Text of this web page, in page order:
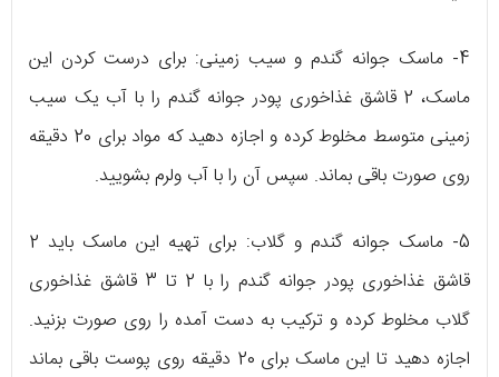
4- ماسک جوانه گندم و سیب زمینی: برای درست کردن این
ماسک، 2 قاشق غذاخوری پودر جوانه گندم را با آب یک سیب
زمینی متوسط مخلوط کرده و اجازه دهید که مواد برای 20 دقیقه
روی صورت باقی بماند. سپس آن را با آب ولرم بشویید.
5- ماسک جوانه گندم و گلاب: برای تهیه این ماسک باید 2
قاشق غذاخوری پودر جوانه گندم را با 2 تا 3 قاشق غذاخوری
گلاب مخلوط کرده و ترکیب به دست آمده را روی صورت بزنید.
اجازه دهید تا این ماسک برای 20 دقیقه روی پوست باقی بماند